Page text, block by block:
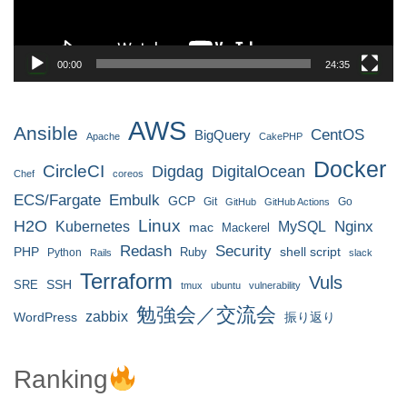
00:00 24:35
Ansible Apache AWS BigQuery CakePHP CentOS
Chef CircleCI coreos Digdag DigitalOcean Docker
ECS/Fargate Embulk GCP Git GitHub GitHub Actions Go
H2O Kubernetes Linux mac Mackerel MySQL Nginx
PHP Python Rails Redash Ruby Security shell script slack
SRE SSH Terraform tmux ubuntu vulnerability Vuls
WordPress zabbix 勉強会／交流会 振り返り
Ranking